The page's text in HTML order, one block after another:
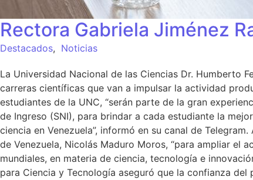
Rectora Gabriela Jiménez
Destacados, Noticias
La Universidad Nacional de las Ciencias Dr. Humberto
carreras científicas que van a impulsar la actividad
estudiantes de la UNC, “serán parte de la gran
de Ingreso (SNI), para brindar a cada estudiante la
ciencia en Venezuela”, informó en su canal de
de Venezuela, Nicolás Maduro Moros, “para ampliar el
mundiales, en materia de ciencia, tecnología e
para Ciencia y Tecnología aseguró que la confianza